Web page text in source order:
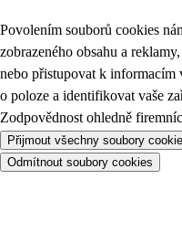
Povolením souborů cookies
zobrazeného obsahu a
nebo přistupovat k informacím
o poloze a identifikovat vaše
Zodpovědnost ohledně
Přijmout všechny soubory cookie
Odmítnout soubory cookies